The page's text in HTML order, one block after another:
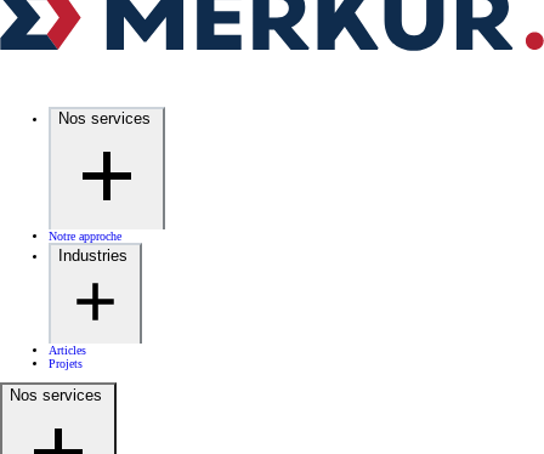
Nos services
Notre approche
Industries
Articles
Projets
Nos services